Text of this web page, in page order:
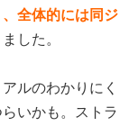
全体的には同ジ
した。
ルのわかりにく
いかも。ストラ